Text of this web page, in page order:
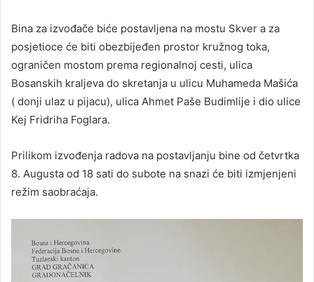
Bina za izvođače biće postavljena na mostu Skver a za
posjetioce će biti obezbijeđen prostor kružnog toka,
ograničen mostom prema regionalnoj cesti, ulica
Bosanskih kraljeva do skretanja u ulicu Muhameda Mašića
( donji ulaz u pijacu), ulica Ahmet Paše Budimlije i dio ulice
Kej Fridriha Foglara.
Prilikom izvođenja radova na postavljanju bine od četvrtka
8. Augusta od 18 sati do subote na snazi će biti izmjenjeni
režim saobraćaja.